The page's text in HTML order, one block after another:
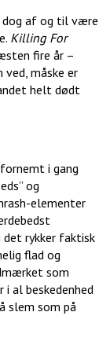
dog af og til være
Killing For
fire år –
måske er
helt dødt
i gang
og
elementer
det rykker faktisk
flad og
som
al beskedenhed
slem som på